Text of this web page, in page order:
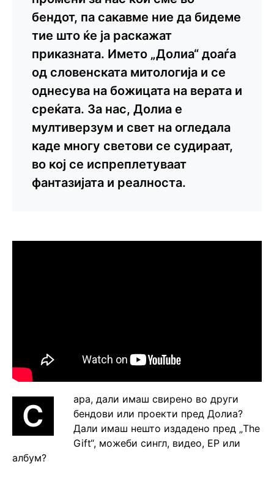
бендот, па сакавме ние да бидеме
тие што ќе ја раскажат
приказната. Името „Долиа“ доаѓа
од словенската митологија и се
однесува на божицата на верата и
среќата. За нас, Долиа е
мултиверзум и свет на огледала
каде многу светови се судираат,
во кој се испреплетуваат
фантазијата и реалноста.
С
ара, дали имаш свирено во други
бендови или проекти пред Долиа?
Дали имаш нешто издадено пред „The
Gift“, можеби сингл, видео, EP или
албум?